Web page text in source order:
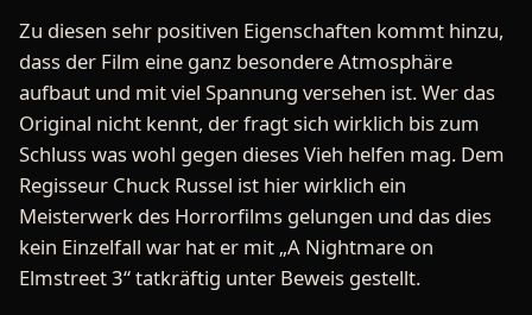
Zu diesen sehr positiven Eigenschaften kommt hinzu,
dass der Film eine ganz besondere Atmosphäre
aufbaut und mit viel Spannung versehen ist. Wer das
Original nicht kennt, der fragt sich wirklich bis zum
Schluss was wohl gegen dieses Vieh helfen mag. Dem
Regisseur Chuck Russel ist hier wirklich ein
Meisterwerk des Horrorfilms gelungen und das dies
kein Einzelfall war hat er mit „A Nightmare on
Elmstreet 3“ tatkräftig unter Beweis gestellt.